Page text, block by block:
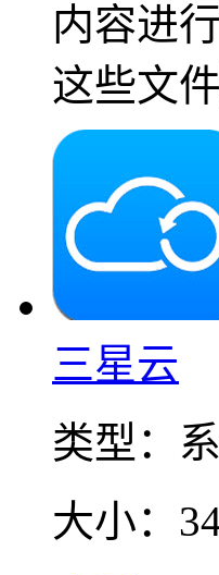
内容进
这些文
三星云
类型：
大小：